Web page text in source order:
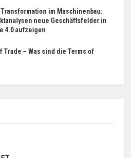
im Maschinenbau:
neue Geschäftsfelder in
4.0 aufzeigen
Trade – Was sind die Terms of